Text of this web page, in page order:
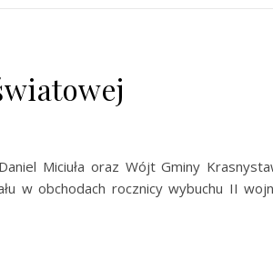
Miciuła oraz Wójt Gminy
w obchodach rocznicy wybuchu II